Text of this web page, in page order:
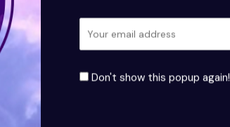
Don't show this popup again!
seulement répond à la demande
enrichie qui peut fidéliser
du streaming en direct, consultez